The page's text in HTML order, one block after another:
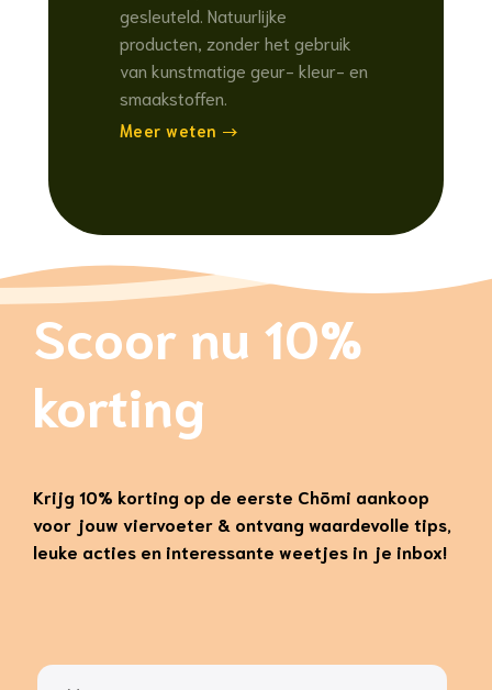
gesleuteld. Natuurlijke
producten, zonder het gebruik
van kunstmatige geur- kleur- en
smaakstoffen.
Meer weten
Scoor nu 10%
korting
Krijg 10% korting op de eerste Chōmi aankoop
voor jouw viervoeter & ontvang waardevolle tips,
leuke acties en interessante weetjes in je inbox!